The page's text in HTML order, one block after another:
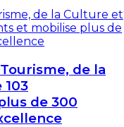
de la
de 300